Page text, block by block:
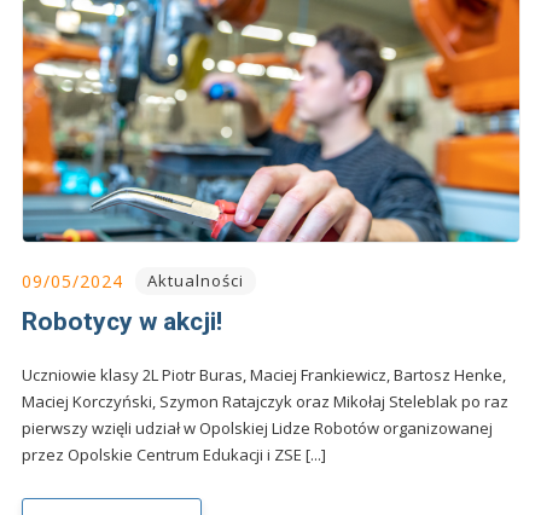
09/05/2024 Aktualności
Robotycy w akcji!
Uczniowie klasy 2L Piotr Buras, Maciej Frankiewicz, Bartosz Henke,
Maciej Korczyński, Szymon Ratajczyk oraz Mikołaj Steleblak po raz
pierwszy wzięli udział w Opolskiej Lidze Robotów organizowanej
przez Opolskie Centrum Edukacji i ZSE [...]